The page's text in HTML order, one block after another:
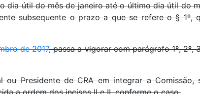
dia útil do mês de janeiro até o último dia útil do
subsequente o prazo a que se refere o § 1º,
de 2017, passa a vigorar com parágrafo 1º, 2º,
ou Presidente de CRA em integrar a Comissão,
a ordem dos incisos II e II, conforme o caso.